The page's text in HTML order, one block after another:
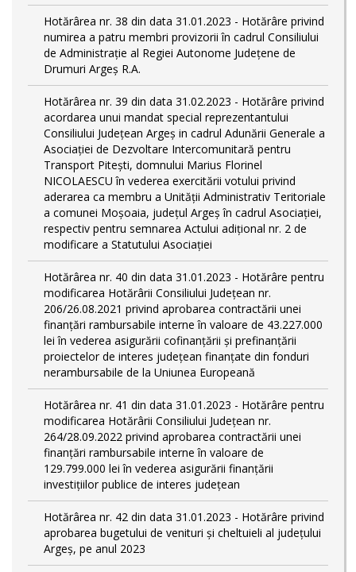
Hotărârea nr. 38 din data 31.01.2023 - Hotărâre privind
numirea a patru membri provizorii în cadrul Consiliului
de Administraţie al Regiei Autonome Judeţene de
Drumuri Argeş R.A.
Hotărârea nr. 39 din data 31.02.2023 - Hotărâre privind
acordarea unui mandat special reprezentantului
Consiliului Judeţean Argeş in cadrul Adunării Generale a
Asociaţiei de Dezvoltare Intercomunitară pentru
Transport Piteşti, domnului Marius Florinel
NICOLAESCU în vederea exercitării votului privind
aderarea ca membru a Unităţii Administrativ Teritoriale
a comunei Moşoaia, judeţul Argeş în cadrul Asociaţiei,
respectiv pentru semnarea Actului adiţional nr. 2 de
modificare a Statutului Asociaţiei
Hotărârea nr. 40 din data 31.01.2023 - Hotărâre pentru
modificarea Hotărârii Consiliului Judeţean nr.
206/26.08.2021 privind aprobarea contractării unei
finanţări rambursabile interne în valoare de 43.227.000
lei în vederea asigurării cofinanţării şi prefinanţării
proiectelor de interes judeţean finanţate din fonduri
nerambursabile de la Uniunea Europeană
Hotărârea nr. 41 din data 31.01.2023 - Hotărâre pentru
modificarea Hotărârii Consiliului Judeţean nr.
264/28.09.2022 privind aprobarea contractării unei
finanţări rambursabile interne în valoare de
129.799.000 lei în vederea asigurării finanţării
investiţiilor publice de interes judeţean
Hotărârea nr. 42 din data 31.01.2023 - Hotărâre privind
aprobarea bugetului de venituri şi cheltuieli al judeţului
Argeş, pe anul 2023